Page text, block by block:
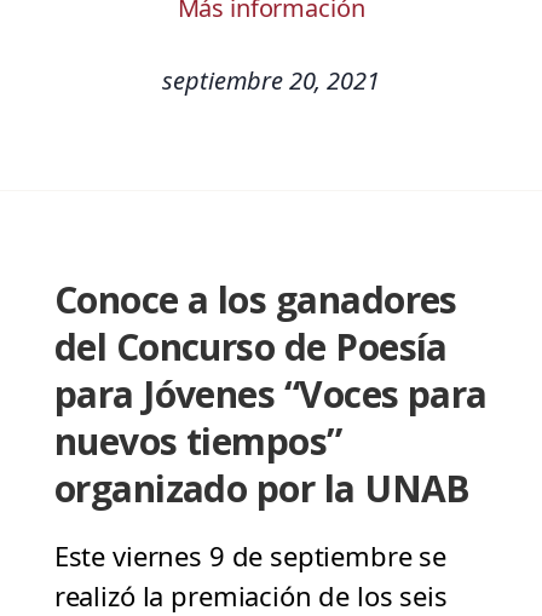
Más información
septiembre 20, 2021
Conoce a los ganadores
del Concurso de Poesía
para Jóvenes “Voces para
nuevos tiempos”
organizado por la UNAB
Este viernes 9 de septiembre se
realizó la premiación de los seis